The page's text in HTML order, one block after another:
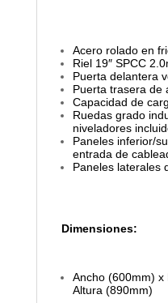
Acero rolado en
Riel 19″ SPCC
Puerta delantera
Puerta trasera de
Capacidad de
Ruedas grado
niveladores
Paneles inferior/
entrada de
Paneles laterales
Dimensiones:
Ancho (600mm)
Altura (890mm)